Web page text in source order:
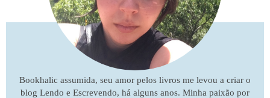
Bookhalic assumida, seu amor pelos livros me levou a criar o
blog Lendo e Escrevendo, há alguns anos. Minha paixão por